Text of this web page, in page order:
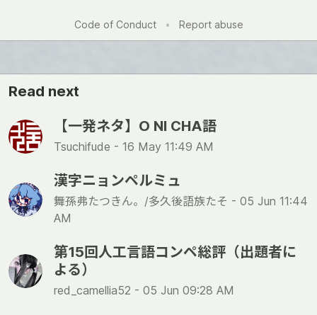
Code of Conduct • Report abuse
Read next
【一発ネタ】O NI CHA語
Tsuchifude - 16 May 11:49 AM
漢字ニョンペルミュ
舞孫弗たつきん。/多久後語族たそ - 05 Jun 11:44
AM
第15回人工言語コンペ総評（出題者に
よる）
red_camellia52 - 05 Jun 09:28 AM